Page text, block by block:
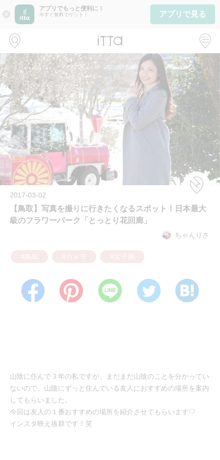
close
アプリでもっと便利に！
今すぐ無料でゲット！ アプリで見る
2017-03-02
【鳥取】写真を撮りに行きたくなるスポット！日本最大
級のフラワーパーク「とっとり花回廊」
ちゃんりさ
山陰に住んで３年の私ですが、まだまだ山陰のことを分かってい
ないので、山陰にずっと住んでいる友人におすすめの場所を案内
してもらいました。
今回は友人の１番おすすめの場所を紹介させてもらいます♡
インスタ映え抜群です！笑